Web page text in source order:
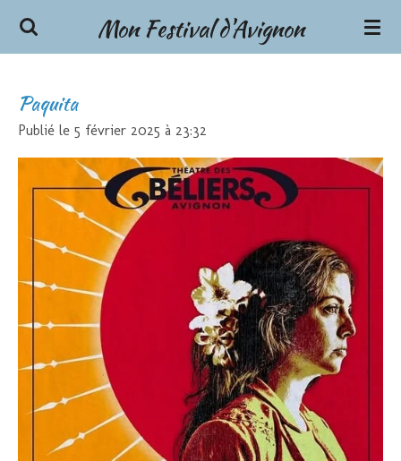
Passer
principal
Mon Festival d'Avignon
Paquita
Publié le 5 février 2025 à 23:32